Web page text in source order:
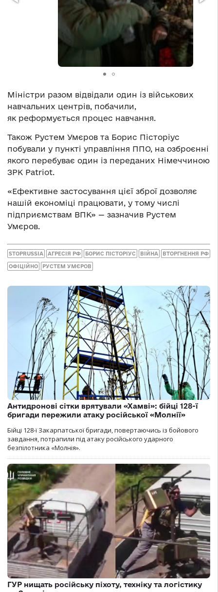
Міністри разом відвідали один із військових
навчальних центрів, побачили,
як реформується процес навчання.
Також Рустем Умєров та Борис Пісторіус
побували у пункті управління ППО, на озброєнні
якого перебуває один із переданих Німеччиною
ЗРК Patriot.
«Ефективне застосування цієї зброї дозволяє
нашій економіці працювати, у тому числі
підприємствам ВПК» — зазначив Рустем
Умєров.
STOPRUSSIA АГРЕСІЯ РФ БОРИС ПІСТОРІУС ВІЙНА ВТОРГНЕННЯ РФ
ОФІЦІЙНО РУСТЕМ УМЄРОВ
Антидронові сітки врятували «Хамві»: бійці 128-ї
бригади пережили атаку російської «Молнії»
Бійці 128-ї Закарпатської бригади, повертаючись із бойового
завдання, потрапили під атаку російського ударного
безпілотника «Молнія».
ГУР нищать російську піхоту, техніку та логістику